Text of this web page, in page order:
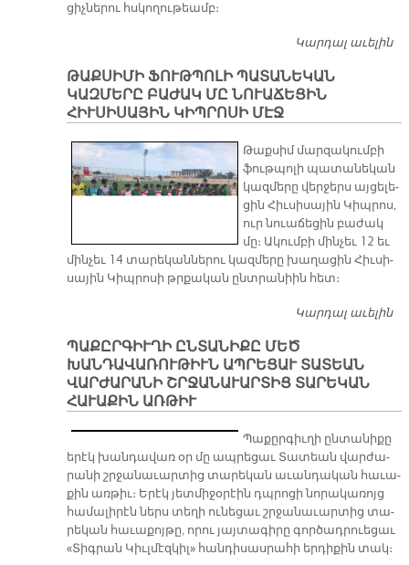
ցիչ­նե­րու հսկո­ղու­թեամբ։
Կարդալ աւելին
ԹԱՔՍԻՄԻ ՖՈՒԹՊՈԼԻ ՊԱՏԱՆԵԿԱՆ
ԿԱԶՄԵՐԸ ԲԱԺԱԿ ՄԸ ՆՈՒԱՃԵՑԻՆ
ՀԻՒՍԻՍԱՅԻՆ ԿԻՊՐՈՍԻ ՄԷՋ
​Թաք­սիմ մար­զա­կում­բի
ֆութ­պո­լի պա­տա­նե­կան
կազ­մե­րը վեր­ջերս այ­ցե­լե­
ցին Հիւ­սի­սա­յին Կիպ­րոս,
ուր նուա­ճե­ցին բա­ժակ
մը։ Ա­կում­բի մին­չեւ 12 եւ
մին­չեւ 14 տա­րե­կան­նե­րու կազ­մե­րը խա­ղա­ցին Հիւ­սի­
սա­յին Կիպ­րո­սի թրքա­կան ընտ­րա­նիին հետ։
Կարդալ աւելին
ՊԱՔԸՐԳԻՒՂԻ ԸՆՏԱՆԻՔԸ ՄԵԾ
ԽԱՆԴԱՎԱՌՈՒԹԻՒՆ ԱՊՐԵՑԱՒ ՏԱՏԵԱՆ
ՎԱՐԺԱՐԱՆԻ ՇՐՋԱՆԱՒԱՐՏԻՑ ՏԱՐԵԿԱՆ
ՀԱՒԱՔԻՆ ԱՌԹԻՒ
Պա­քըր­գիւ­ղի ըն­տա­նի­քը
ե­րէկ խան­դա­վառ օր մը ապ­րե­ցաւ Տա­տեան վար­ժա­
րա­նի շրջա­նա­ւար­տից տա­րե­կան ա­ւան­դա­կան հա­ւա­
քին առ­թիւ։ Ե­րէկ յետ­մի­ջօ­րէին դպրո­ցի նո­րա­կա­ռոյց
հա­մա­լի­րէն ներս տե­ղի ու­նե­ցաւ շրջա­նա­ւար­տից տա­
րե­կան հա­ւա­քոյ­թը, ո­րու յայ­տա­գի­րը գոր­ծադ­րուե­ցաւ
«Տիգ­րան Կիւլ­մէզ­կիլ» հան­դի­սաս­րա­հի եր­դի­քին տակ։